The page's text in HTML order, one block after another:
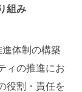
組み
体制の構築
ィの推進にお
役割・責任を